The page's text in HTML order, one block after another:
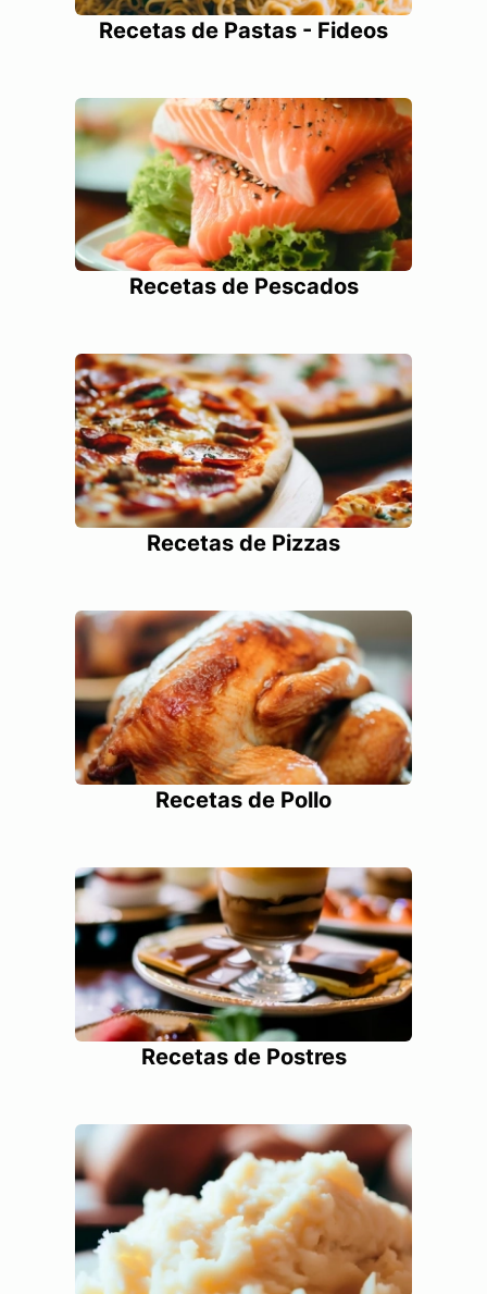
Recetas de Pastas - Fideos
Recetas de Pescados
Recetas de Pizzas
Recetas de Pollo
Recetas de Postres